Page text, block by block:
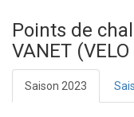
Points de
VANET (VELO
Saison 2023